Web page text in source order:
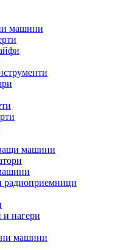
машини
машини
радиоприемници
нагери
машини